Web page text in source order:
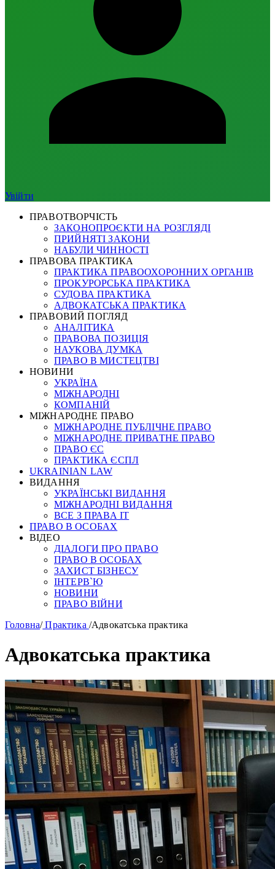
Увійти
ПРАВОТВОРЧІСТЬ
ЗАКОНОПРОЄКТИ НА РОЗГЛЯДІ
ПРИЙНЯТІ ЗАКОНИ
НАБУЛИ ЧИННОСТІ
ПРАВОВА ПРАКТИКА
ПРАКТИКА ПРАВООХОРОННИХ ОРГАНІВ
ПРОКУРОРСЬКА ПРАКТИКА
СУДОВА ПРАКТИКА
АДВОКАТСЬКА ПРАКТИКА
ПРАВОВИЙ ПОГЛЯД
АНАЛІТИКА
ПРАВОВА ПОЗИЦІЯ
НАУКОВА ДУМКА
ПРАВО В МИСТЕЦТВІ
НОВИНИ
УКРАЇНА
МІЖНАРОДНІ
КОМПАНІЙ
МІЖНАРОДНЕ ПРАВО
МІЖНАРОДНЕ ПУБЛІЧНЕ ПРАВО
МІЖНАРОДНЕ ПРИВАТНЕ ПРАВО
ПРАВО ЄС
ПРАКТИКА ЄСПЛ
UKRAINIAN LAW
ВИДАННЯ
УКРАЇНСЬКІ ВИДАННЯ
МІЖНАРОДНІ ВИДАННЯ
ВСЕ З ПРАВА ІТ
ПРАВО В ОСОБАХ
ВІДЕО
ДІАЛОГИ ПРО ПРАВО
ПРАВО В ОСОБАХ
ЗАХИСТ БІЗНЕСУ
ІНТЕРВ`Ю
НОВИНИ
ПРАВО ВІЙНИ
Головна/Практика /Адвокатська практика
Адвокатська практика